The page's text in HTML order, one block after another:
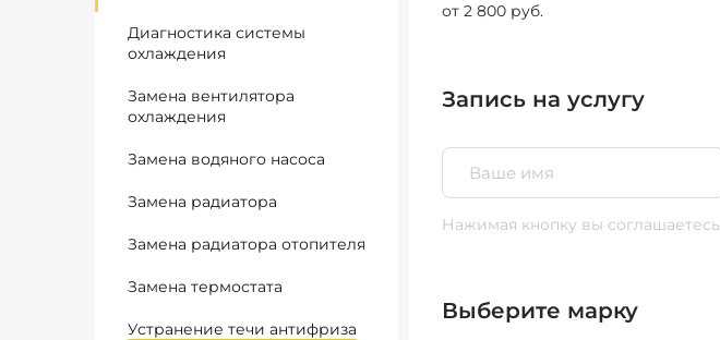
Диагностика системы
охлаждения
Замена вентилятора
охлаждения
Замена водяного насоса
Замена радиатора
Замена радиатора отопителя
Замена термостата
Устранение течи антифриза
от 2 800 руб.
Запись на услугу
Нажимая кнопку вы соглашаетесь
Выберите марку